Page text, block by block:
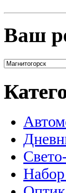
Ваш
Набор